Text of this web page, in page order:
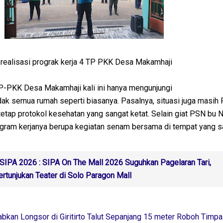
prograk kerja 4 TP PKK Desa Makamhaji
PKK Desa Makamhaji kali ini hanya mengunjungi
semua rumah seperti biasanya. Pasalnya, situasi juga masih
protokol kesehatan yang sangat ketat. Selain giat PSN bu
kerjanya berupa kegiatan senam bersama di tempat yang
2026 : SIPA On The Mall 2026 Suguhkan Pagelaran Tari,
Teater di Solo Paragon Mall
Longsor di Giritirto Talut Sepanjang 15 meter Roboh